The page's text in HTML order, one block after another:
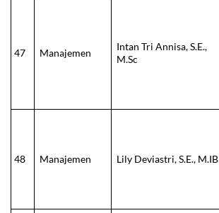
47 Manajemen
Intan Tri Annisa, S.E.,
M.Sc
48 Manajemen Lily Deviastri, S.E., M.IB